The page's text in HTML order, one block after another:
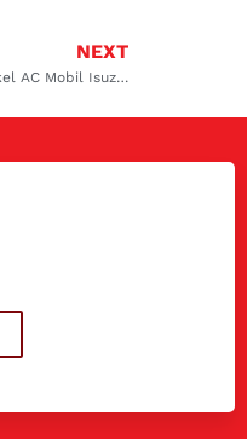
NEXT
Cari Bengkel AC Mobil Isuzu di Darmo? Ini Dia Ahlinya